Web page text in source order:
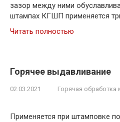
зазор между ними
штампах КГШП применяется
Читать полностью
Горячее выдавливание
02.03.2021 Горячая обработка
Применяется при штамповке